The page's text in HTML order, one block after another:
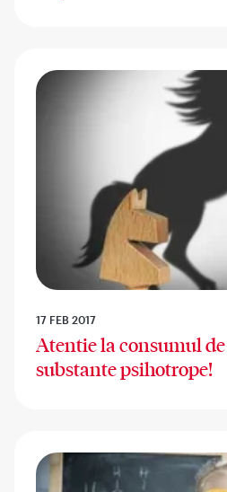
17 FEB 2017
Atentie la consumul
substante psihotrope!